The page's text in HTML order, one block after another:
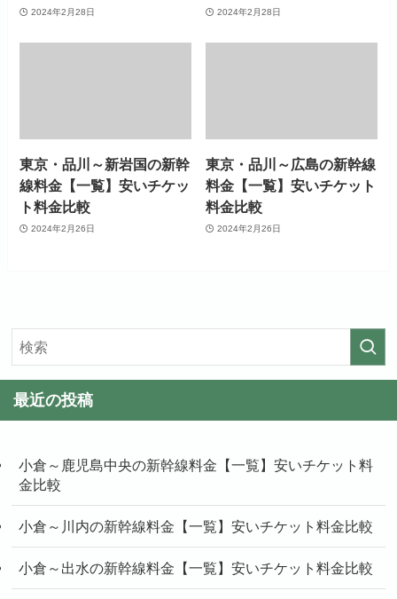
2024年2月28日 2024年2月28日
東京・品川～新岩国の新幹
線料金【一覧】安いチケッ
ト料金比較
2024年2月26日
東京・品川～広島の新幹線
料金【一覧】安いチケット
料金比較
2024年2月26日
最近の投稿
小倉～鹿児島中央の新幹線料金【一覧】安いチケット料
金比較
小倉～川内の新幹線料金【一覧】安いチケット料金比較
小倉～出水の新幹線料金【一覧】安いチケット料金比較